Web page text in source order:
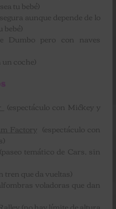
tu bebé)
aunque depende de lo
bebé)
Dumbo pero con naves
un coche)
(espectáculo con Mickey y
Factory (espectáculo con
temático de Cars, sin
tren que da vueltas)
voladoras que dan